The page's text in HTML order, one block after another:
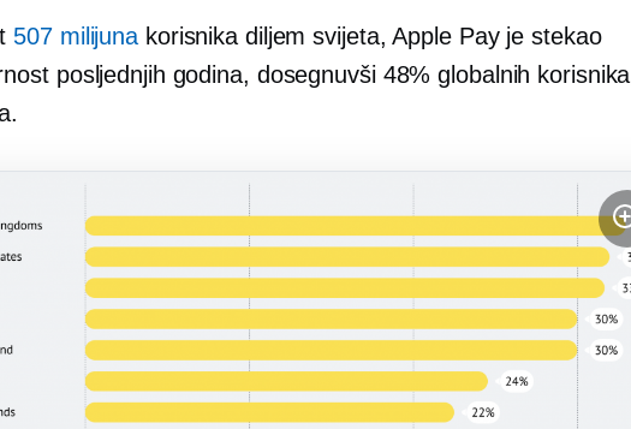
507 milijuna korisnika diljem svijeta, Apple Pay je stekao
posljednjih godina, dosegnuvši 48% globalnih korisnika